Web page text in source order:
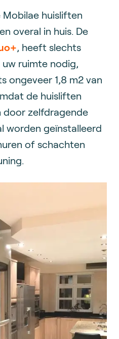
Mobilae huisliften
overal in huis. De
, heeft slechts
ruimte nodig,
ongeveer 1,8 m2 van
de huisliften
door zelfdragende
worden geïnstalleerd
of schachten